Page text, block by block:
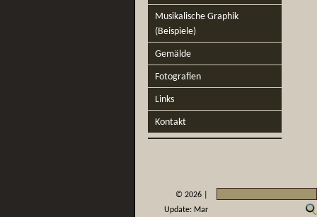
Musikalische Graphik
(Beispiele)
Gemälde
Fotografien
Links
Kontakt
© 2026 |
Update: Mar